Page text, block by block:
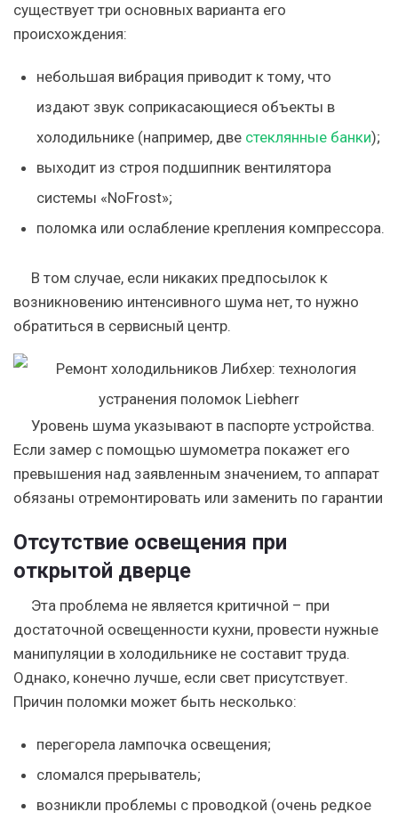
существует три основных варианта его
происхождения:
небольшая вибрация приводит к тому, что
издают звук соприкасающиеся объекты в
холодильнике (например, две стеклянные банки);
выходит из строя подшипник вентилятора
системы «NoFrost»;
поломка или ослабление крепления компрессора.
В том случае, если никаких предпосылок к
возникновению интенсивного шума нет, то нужно
обратиться в сервисный центр.
Уровень шума указывают в паспорте устройства.
Если замер с помощью шумометра покажет его
превышения над заявленным значением, то аппарат
обязаны отремонтировать или заменить по гарантии
Отсутствие освещения при
открытой дверце
Эта проблема не является критичной – при
достаточной освещенности кухни, провести нужные
манипуляции в холодильнике не составит труда.
Однако, конечно лучше, если свет присутствует.
Причин поломки может быть несколько:
перегорела лампочка освещения;
сломался прерыватель;
возникли проблемы с проводкой (очень редкое